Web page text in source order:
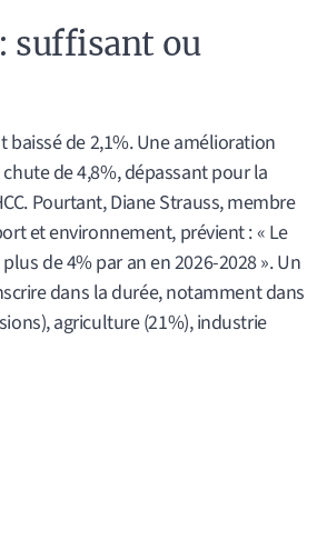
suffisant ou
baissé de 2,1%. Une amélioration
de 4,8%, dépassant pour la
Pourtant, Diane Strauss, membre
et environnement, prévient : « Le
de 4% par an en 2026-2028 ». Un
dans la durée, notamment dans
agriculture (21%), industrie